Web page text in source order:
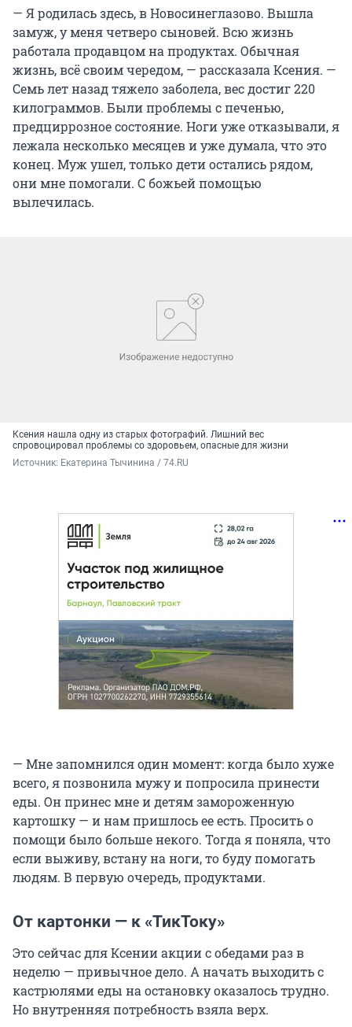
— Я родилась здесь, в Новосинеглазово. Вышла
замуж, у меня четверо сыновей. Всю жизнь
работала продавцом на продуктах. Обычная
жизнь, всё своим чередом, — рассказала Ксения. —
Семь лет назад тяжело заболела, вес достиг 220
килограммов. Были проблемы с печенью,
предциррозное состояние. Ноги уже отказывали, я
лежала несколько месяцев и уже думала, что это
конец. Муж ушел, только дети остались рядом,
они мне помогали. С божьей помощью
вылечилась.
Ксения нашла одну из старых фотографий. Лишний вес
спровоцировал проблемы со здоровьем, опасные для жизни
Источник: Екатерина Тычинина / 74.RU
— Мне запомнился один момент: когда было хуже
всего, я позвонила мужу и попросила принести
еды. Он принес мне и детям замороженную
картошку — и нам пришлось ее есть. Просить о
помощи было больше некого. Тогда я поняла, что
если выживу, встану на ноги, то буду помогать
людям. В первую очередь, продуктами.
От картонки — к «ТикТоку»
Это сейчас для Ксении акции с обедами раз в
неделю — привычное дело. А начать выходить с
кастрюлями еды на остановку оказалось трудно.
Но внутренняя потребность взяла верх.